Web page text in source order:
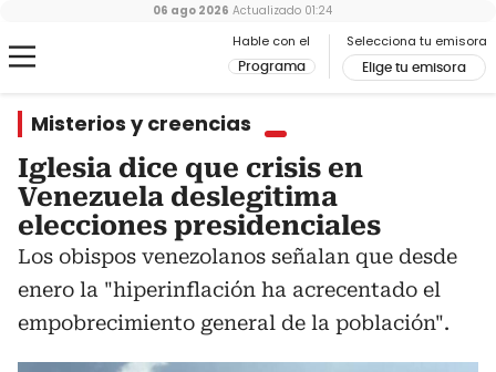
Hable con el
Programa
Selecciona tu emisora
Elige tu emisora
06 ago 2026 Actualizado 01:24
Misterios y creencias
Iglesia dice que crisis en
Venezuela deslegitima
elecciones presidenciales
Los obispos venezolanos señalan que desde
enero la "hiperinflación ha acrecentado el
empobrecimiento general de la población".